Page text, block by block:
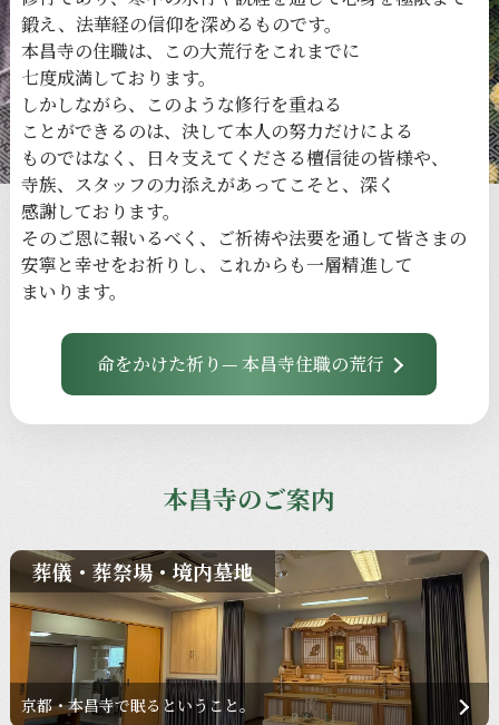
鍛え、 法華経の信仰を深める ものです。
本昌寺の住職は、 この大荒行をこれまでに
七度成満しております。
しかしながら、
このような修行を重ねる
ことができるのは、 決して本人の努力だけによる
ものではなく、
日々支えてくださる檀信徒の皆様や、
寺族、 スタッフの力添えがあってこそと、 深く
感謝しております。
そのご恩に報いるべく、 ご祈祷や法要を通して皆さまの
安寧と幸せをお祈りし、 これからも一層精進して
まいります。
命をかけた祈り— 本昌寺住職の荒行
本昌寺のご案内
葬儀・葬祭場・境内墓地
京都・本昌寺で眠るということ。